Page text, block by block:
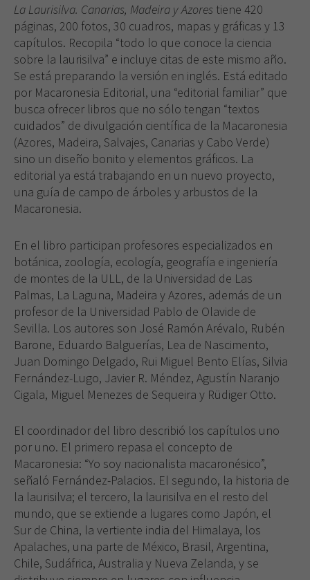
La Laurisilva. Canarias, Madeira y Azores tiene 420
páginas, 200 fotos, 30 cuadros, mapas y gráficas y 13
capítulos. Recopila “todo lo que conoce la ciencia
sobre la laurisilva” e incluye citas de este mismo año.
Se está preparando la versión en inglés. Está editado
por Macaronesia Editorial, una “editorial familiar” que
busca ofrecer libros que no sólo tengan “textos
cuidados” de divulgación científica de la Macaronesia
(Azores, Madeira, Salvajes, Canarias y Cabo Verde)
sino un diseño bonito y elementos gráficos. La
editorial ya está trabajando en un nuevo proyecto,
una guía de campo de árboles y arbustos de la
Macaronesia.
En el libro participan profesores especializados en
botánica, zoología, ecología, geografía e ingeniería
de montes de la ULL, de la Universidad de Las
Palmas, La Laguna, Madeira y Azores, además de un
profesor de la Universidad Pablo de Olavide de
Sevilla. Los autores son José Ramón Arévalo, Rubén
Barone, Eduardo Balguerías, Lea de Nascimento,
Juan Domingo Delgado, Rui Miguel Bento Elías, Silvia
Fernández-Lugo, Javier R. Méndez, Agustín Naranjo
Cigala, Miguel Menezes de Sequeira y Rüdiger Otto.
El coordinador del libro describió los capítulos uno
por uno. El primero repasa el concepto de
Macaronesia: “Yo soy nacionalista macaronésico”,
señaló Fernández-Palacios. El segundo, la historia de
la laurisilva; el tercero, la laurisilva en el resto del
mundo, que se extiende a lugares como Japón, el
Sur de China, la vertiente india del Himalaya, los
Apalaches, una parte de México, Brasil, Argentina,
Chile, Sudáfrica, Australia y Nueva Zelanda, y se